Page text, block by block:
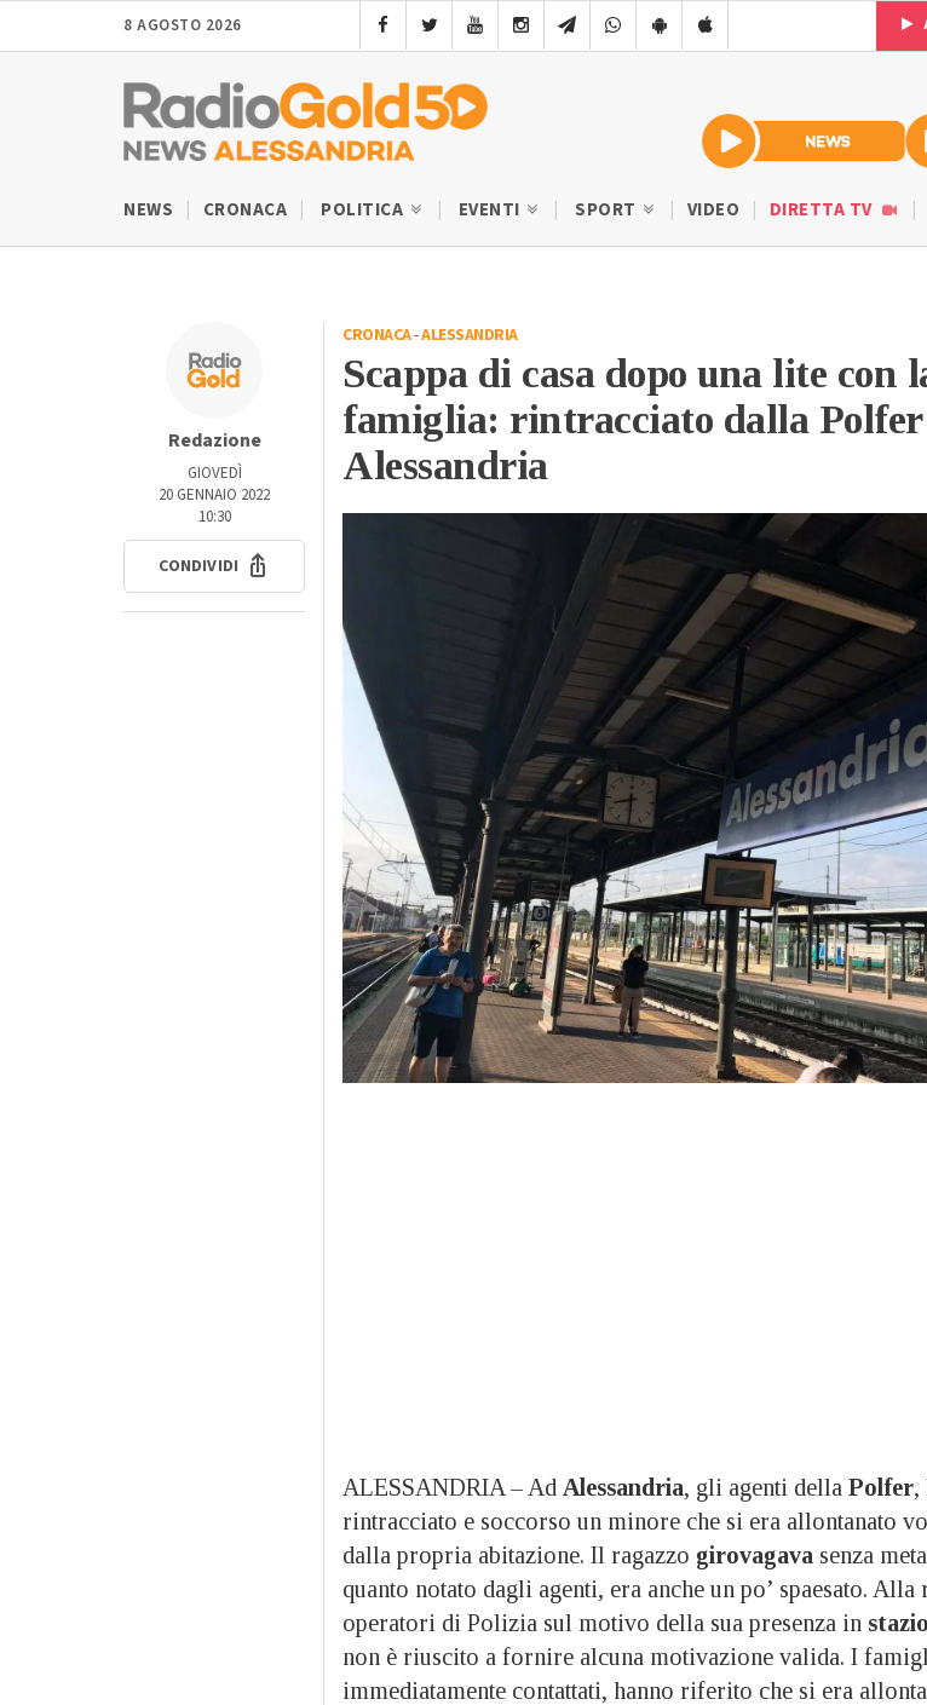
8 AGOSTO 2026
NEWS CRONACA POLITICA EVENTI SPORT VIDEO DIRETTA TV
Redazione
GIOVEDÌ
20 GENNAIO 2022
10:30
CONDIVIDI
CRONACA-ALESSANDRIA
Scappa di casa dopo una lite con
famiglia: rintracciato dalla
Alessandria
ALESSANDRIA – Ad Alessandria, gli agenti della Polfer,
rintracciato e soccorso un minore che si era allontanato
dalla propria abitazione. Il ragazzo girovagava senza
quanto notato dagli agenti, era anche un po’ spaesato.
operatori di Polizia sul motivo della sua presenza in
non è riuscito a fornire alcuna motivazione valida. I
immediatamente contattati, hanno riferito che si era